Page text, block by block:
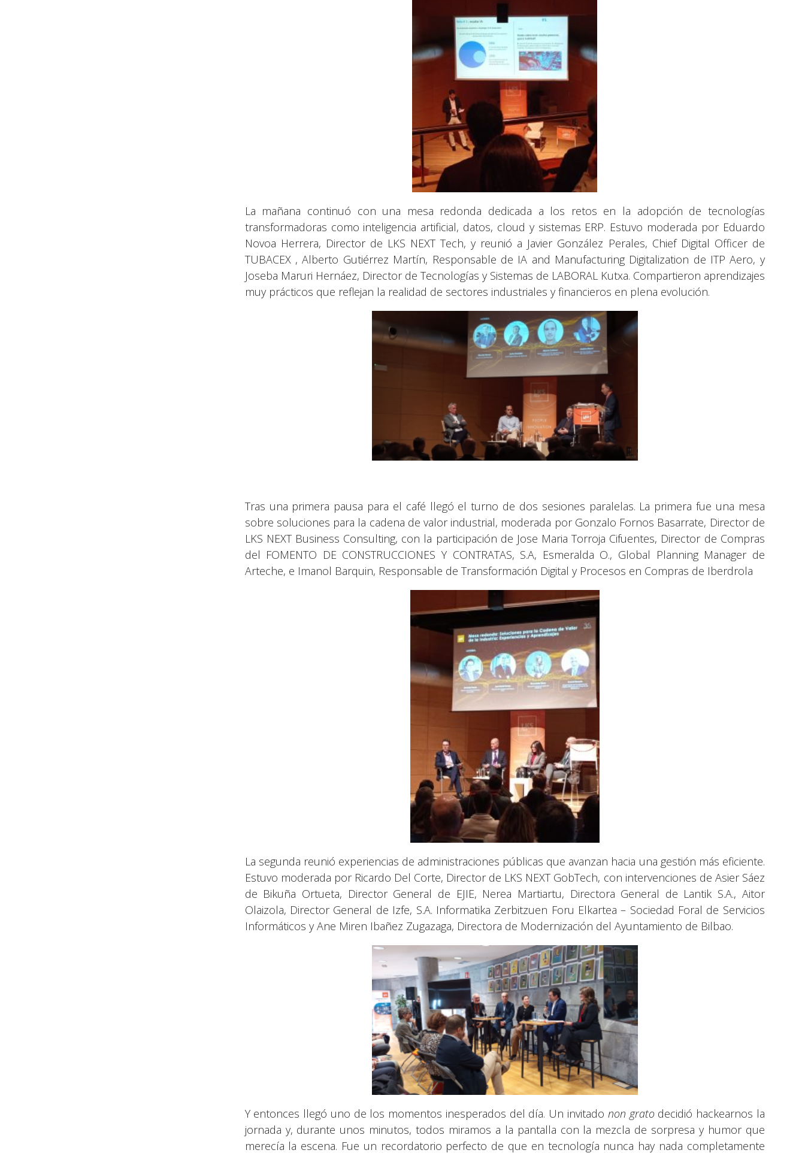
La mañana continuó con una mesa redonda dedicada a los retos en la adopción de tecnologías
transformadoras como inteligencia artificial, datos, cloud y sistemas ERP. Estuvo moderada por Eduardo
Novoa Herrera, Director de LKS NEXT Tech, y reunió a Javier González Perales, Chief Digital Officer de
TUBACEX , Alberto Gutiérrez Martín, Responsable de IA and Manufacturing Digitalization de ITP Aero, y
Joseba Maruri Hernáez, Director de Tecnologías y Sistemas de LABORAL Kutxa. Compartieron aprendizajes
muy prácticos que reflejan la realidad de sectores industriales y financieros en plena evolución.
Tras una primera pausa para el café llegó el turno de dos sesiones paralelas. La primera fue una mesa
sobre soluciones para la cadena de valor industrial, moderada por Gonzalo Fornos Basarrate, Director de
LKS NEXT Business Consulting, con la participación de Jose Maria Torroja Cifuentes, Director de Compras
del FOMENTO DE CONSTRUCCIONES Y CONTRATAS, S.A, Esmeralda O., Global Planning Manager de
Arteche, e Imanol Barquin, Responsable de Transformación Digital y Procesos en Compras de Iberdrola
La segunda reunió experiencias de administraciones públicas que avanzan hacia una gestión más eficiente.
Estuvo moderada por Ricardo Del Corte, Director de LKS NEXT GobTech, con intervenciones de Asier Sáez
de Bikuña Ortueta, Director General de EJIE, Nerea Martiartu, Directora General de Lantik S.A., Aitor
Olaizola, Director General de Izfe, S.A. Informatika Zerbitzuen Foru Elkartea – Sociedad Foral de Servicios
Informáticos y Ane Miren Ibañez Zugazaga, Directora de Modernización del Ayuntamiento de Bilbao.
Y entonces llegó uno de los momentos inesperados del día. Un invitado non gratodecidió hackearnos la
jornada y, durante unos minutos, todos miramos a la pantalla con la mezcla de sorpresa y humor que
merecía la escena. Fue un recordatorio perfecto de que en tecnología nunca hay nada completamente